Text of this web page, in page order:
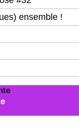
ensemble !